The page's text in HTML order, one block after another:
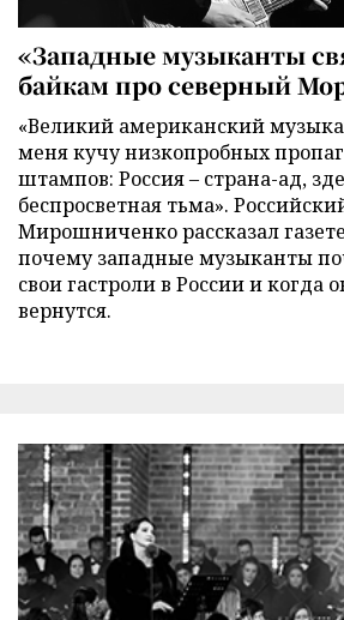
«Западные музыканты
байкам про северный
«Великий американский
меня кучу низкопробных
штампов: Россия – страна-ад,
беспросветная тьма».
Мирошниченко рассказал
почему западные музыканты
свои гастроли в России и когда
вернутся.